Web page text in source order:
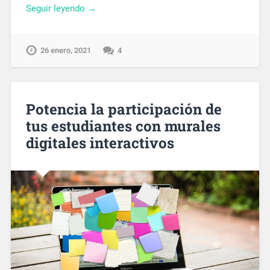
Seguir leyendo →
26 enero, 2021 4
Potencia la participación de
tus estudiantes con murales
digitales interactivos